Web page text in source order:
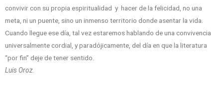
convivir con su propia espiritualidad y hacer de la felicidad, no una
meta, ni un puente, sino un inmenso territorio donde asentar la vida.
Cuando llegue ese día, tal vez estaremos hablando de una convivencia
universalmente cordial, y paradójicamente, del día en que la literatura
“por fin” deje de tener sentido.
Luis Oroz.